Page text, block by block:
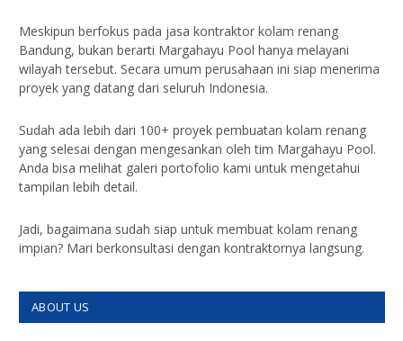
Meskipun berfokus pada jasa kontraktor kolam renang
Bandung, bukan berarti Margahayu Pool hanya melayani
wilayah tersebut. Secara umum perusahaan ini siap menerima
proyek yang datang dari seluruh Indonesia.
Sudah ada lebih dari 100+ proyek pembuatan kolam renang
yang selesai dengan mengesankan oleh tim Margahayu Pool.
Anda bisa melihat galeri portofolio kami untuk mengetahui
tampilan lebih detail.
Jadi, bagaimana sudah siap untuk membuat kolam renang
impian? Mari berkonsultasi dengan kontraktornya langsung.
ABOUT US